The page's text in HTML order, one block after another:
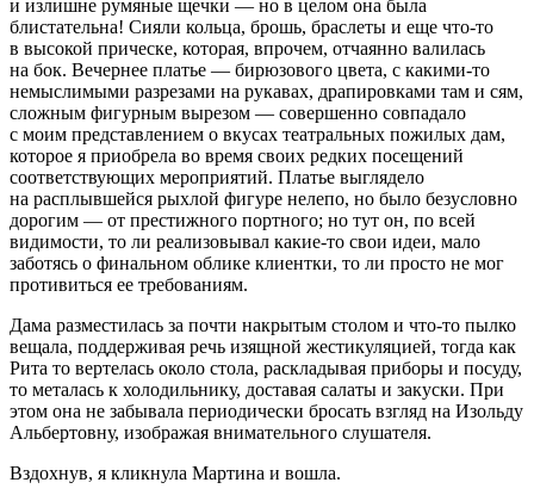
и излишне румяные щечки — но в целом она была
блистательна! Сияли кольца, брошь, браслеты и еще что-то
в высокой прическе, которая, впрочем, отчаянно валилась
на бок. Вечернее платье — бирюзового цвета, с какими-то
немыслимыми разрезами на рукавах, драпировками там и сям,
сложным фигурным вырезом — совершенно совпадало
с моим представлением о вкусах театральных пожилых дам,
которое я приобрела во время своих редких посещений
соответствующих мероприятий. Платье выглядело
на расплывшейся рыхлой фигуре нелепо, но было безусловно
дорогим — от престижного портного; но тут он, по всей
видимости, то ли реализовывал какие-то свои идеи, мало
заботясь о финальном облике клиентки, то ли просто не мог
противиться ее требованиям.
Дама разместилась за почти накрытым столом и что-то пылко
вещала, поддерживая речь изящной жестикуляцией, тогда как
Рита то вертелась около стола, раскладывая приборы и посуду,
то металась к холодильнику, доставая салаты и закуски. При
этом она не забывала периодически бросать взгляд на Изольду
Альбертовну, изображая внимательного слушателя.
Вздохнув, я кликнула Мартина и вошла.